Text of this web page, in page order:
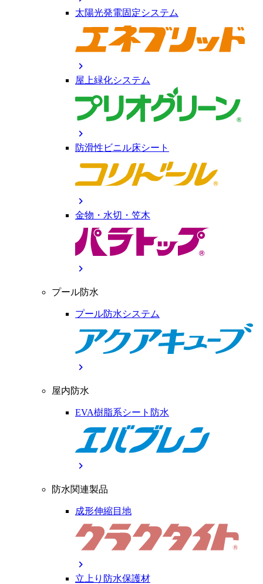
太陽光発電固定システム
chevron_right
屋上緑化システム
chevron_right
防滑性ビニル床シート
chevron_right
金物・水切・笠木
chevron_right
プール防水
プール防水システム
chevron_right
屋内防水
EVA樹脂系シート防水
chevron_right
防水関連製品
成形伸縮目地
chevron_right
立上り防水保護材